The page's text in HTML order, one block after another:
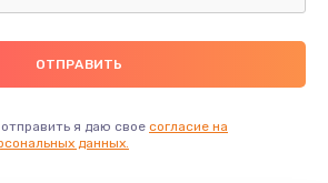
я даю свое согласие на
данных.